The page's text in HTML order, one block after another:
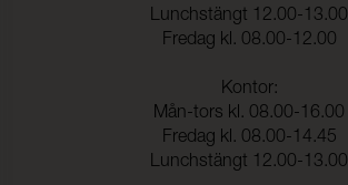
Anfärgning multifiberväv:
5
Färghärdighet mot
(ISO 105-E16)
Lunchstängt 12.00-13.00
Fredag kl. 08.00-12.00
Kontor:
Mån-tors kl. 08.00-16.00
Fredag kl. 08.00-14.45
Lunchstängt 12.00-13.00